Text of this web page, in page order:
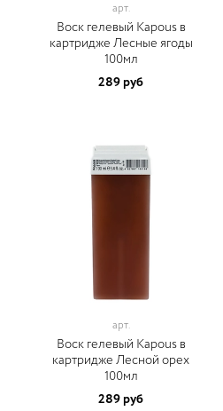
арт.
Воск гелевый Kapous в
картридже Лесные ягоды
100мл
289 руб
арт.
Воск гелевый Kapous в
картридже Лесной орех
100мл
289 руб